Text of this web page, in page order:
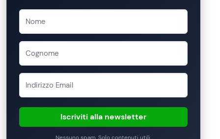
Iscriviti alla newsletter